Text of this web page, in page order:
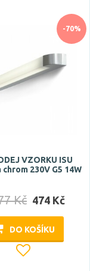
-70%
VZORKU ISU
chrom 230V G5 14W
Kč 474 Kč
DO KOŠÍKU